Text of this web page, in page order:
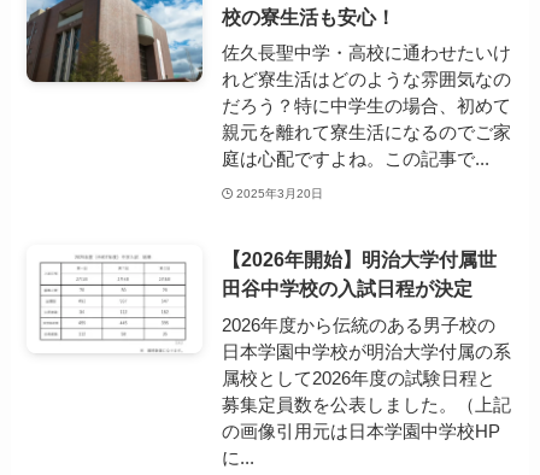
校の寮生活も安心！
佐久長聖中学・高校に通わせたいけ
れど寮生活はどのような雰囲気なの
だろう？特に中学生の場合、初めて
親元を離れて寮生活になるのでご家
庭は心配ですよね。この記事で...
2025年3月20日
【2026年開始】明治大学付属世
田谷中学校の入試日程が決定
2026年度から伝統のある男子校の
日本学園中学校が明治大学付属の系
属校として2026年度の試験日程と
募集定員数を公表しました。（上記
の画像引用元は日本学園中学校HP
に...